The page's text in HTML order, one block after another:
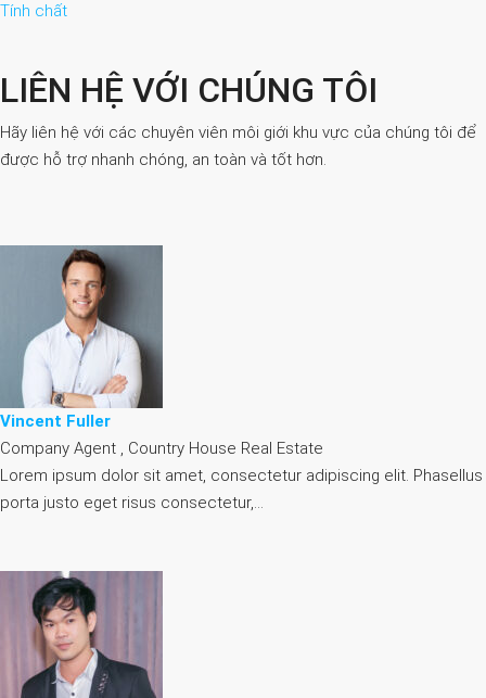
Tính chất
LIÊN HỆ VỚI CHÚNG TÔI
Hãy liên hệ với các chuyên viên môi giới khu vực của chúng tôi để
được hỗ trợ nhanh chóng, an toàn và tốt hơn.
Vincent Fuller
Company Agent , Country House Real Estate
Lorem ipsum dolor sit amet, consectetur adipiscing elit. Phasellus
porta justo eget risus consectetur,…